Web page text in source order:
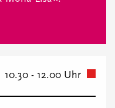
10.30 - 12.00 Uhr